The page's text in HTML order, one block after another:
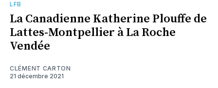
LFB
La Canadienne Katherine Plouffe de
Lattes-Montpellier à La Roche
Vendée
CLÉMENT CARTON
21 décembre 2021